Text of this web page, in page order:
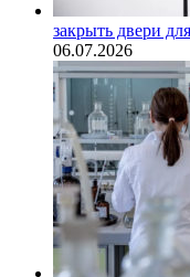
закрыть двери
06.07.2026